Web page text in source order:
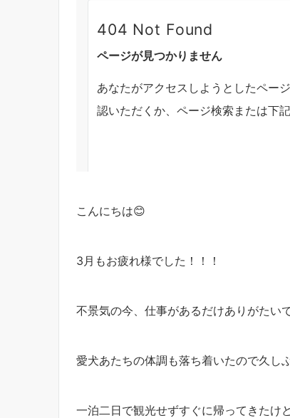
こんにちは😊
3月もお疲れ様でした！！！
不景気の今、仕事があるだけありがたい
愛犬あたちの体調も落ち着いたので久し
一泊二日で観光せずすぐに帰ってきたけ